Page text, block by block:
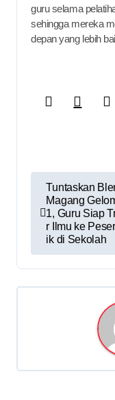
guru selama
sehingga mereka
depan yang lebih
Tuntaskan
Magang
1, Guru Siap
r Ilmu ke
ik di Sekolah